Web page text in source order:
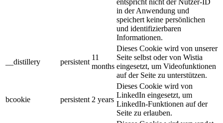
in der Anwendung und
speichert keine persönlichen
und identifizierbaren
Informationen.
__distillery persistent
11
months
Dieses Cookie wird von unserer
Seite selbst oder von Wistia
eingesetzt, um Videofunktionen
auf der Seite zu unterstützen.
bcookie persistent 2 years
Dieses Cookie wird von
LinkedIn eingesetzt, um
LinkedIn-Funktionen auf der
Seite zu erlauben.